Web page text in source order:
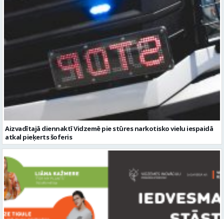
Aizvadītajā diennaktī Vidzemē pie stūres narkotisko vielu iespaidā
atkal pieķerts šoferis